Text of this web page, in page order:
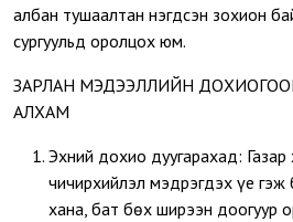
албан тушаалтан нэгдсэн зохион
сургуульд оролцох юм.
ЗАРЛАН МЭДЭЭЛЛИЙН
АЛХАМ
Эхний дохио дуугарахад:
чичирхийлэл мэдрэгдэх үе
хана, бат бөх ширээн доогуур